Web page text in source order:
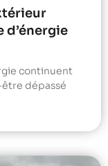
continuent
dépassé